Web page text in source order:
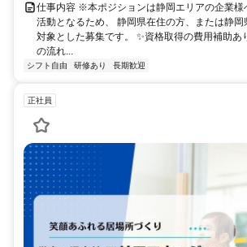
仕事内容 ※本ポジションは静岡エリアの企業様
活動となるため、 静岡県在住の方、または静岡
対象とした募集です。 ✨資格取得の費用補助あ
の流れ...
シフト自由 研修あり 長期歓迎
正社員